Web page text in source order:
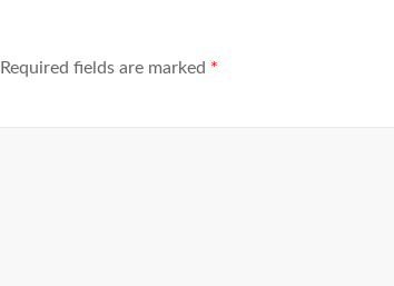
Required fields are marked *